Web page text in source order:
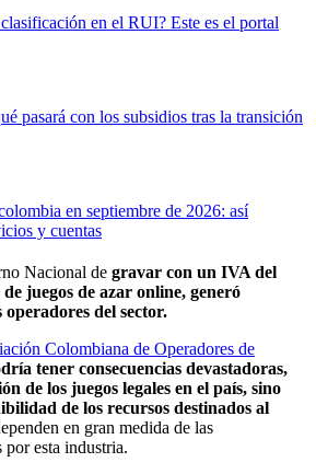
en el RUI? Este es el portal
pasará con los subsidios tras la transición
en septiembre de 2026: así
y cuentas
Nacional de gravar con un IVA del
juegos de azar online, generó
del sector.
Colombiana de Operadores de
tener consecuencias devastadoras,
de los juegos legales en el país, sino
de los recursos destinados al
en gran medida de las
por esta industria.